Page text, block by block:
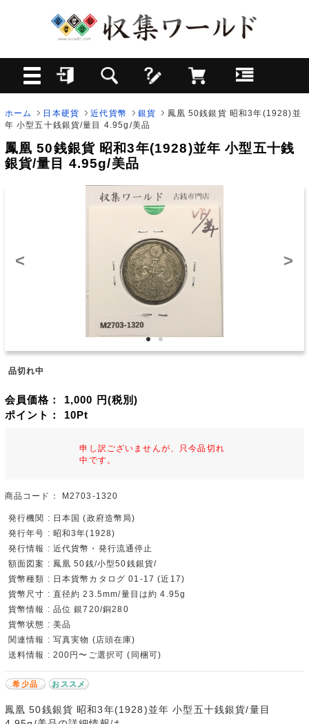
ホーム 日本硬貨 近代貨幣 銀貨
鳳凰 50銭銀貨 昭和3年(1928)並
年 小型五十銭銀貨/量目 4.95g/美品
鳳凰 50銭銀貨 昭和3年(1928)並年 小型五十銭
銀貨/量目 4.95g/美品
< >
品切れ中
会員価格： 1,000 円(税別)
ポイント： 10Pt
申し訳ございませんが、只今品切れ
中です。
商品コード： M2703-1320
発行機関 : 日本国 (政府造幣局)
発行年号 : 昭和3年(1928)
発行情報 : 近代貨幣・発行流通停止
額面図案 : 鳳凰 50銭/小型50銭銀貨/
貨幣種類 : 日本貨幣カタログ 01-17 (近17)
貨幣尺寸 : 直径約 23.5mm/量目は約 4.95g
貨幣情報 : 品位 銀720/銅280
貨幣状態 : 美品
関連情報 : 写真実物 (店頭在庫)
送料情報 : 200円〜ご選択可 (同梱可)
希少品 おススメ
鳳凰 50銭銀貨 昭和3年(1928)並年 小型五十銭銀貨/量目